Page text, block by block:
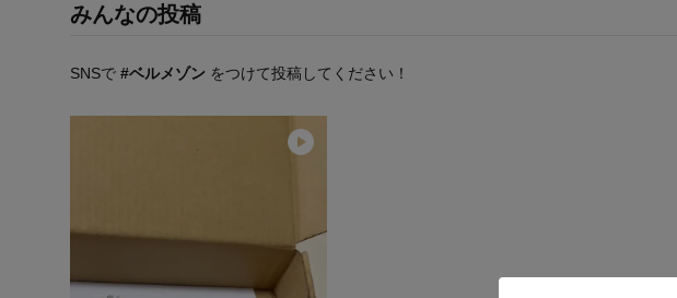
みんなの投稿
SNSで #ベルメゾン をつけて投稿してください！